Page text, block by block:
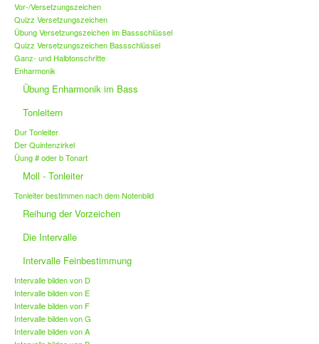
Vor-/Versetzungszeichen
Quizz Versetzungszeichen
Übung Versetzungszeichen im Bassschlüssel
Quizz Versetzungszeichen Bassschlüssel
Ganz- und Halbtonschritte
Enharmonik
Übung Enharmonik im Bass
Tonleitern
Dur Tonleiter
Der Quintenzirkel
Üung # oder b Tonart
Moll - Tonleiter
Tonleiter bestimmen nach dem Notenbild
Reihung der Vorzeichen
Die Intervalle
Intervalle Feinbestimmung
Intervalle bilden von D
Intervalle bilden von E
Intervalle bilden von F
Intervalle bilden von G
Intervalle bilden von A